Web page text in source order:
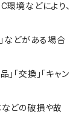
境などにより、
などがある場合
「交換」「キャン
どの破損や故